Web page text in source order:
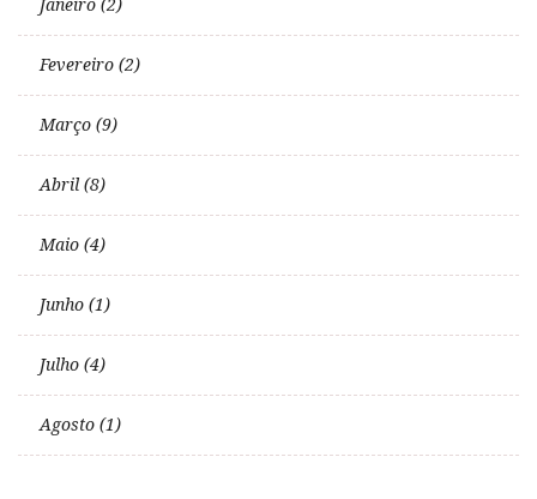
Janeiro (2)
Fevereiro (2)
Março (9)
Abril (8)
Maio (4)
Junho (1)
Julho (4)
Agosto (1)